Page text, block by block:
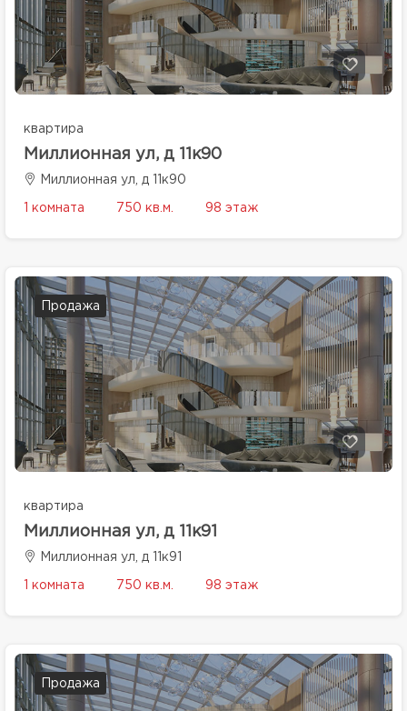
квартира
Миллионная ул, д 11к90
Миллионная ул, д 11к90
1 комната 750 кв.м. 98 этаж
Продажа
квартира
Миллионная ул, д 11к91
Миллионная ул, д 11к91
1 комната 750 кв.м. 98 этаж
Продажа